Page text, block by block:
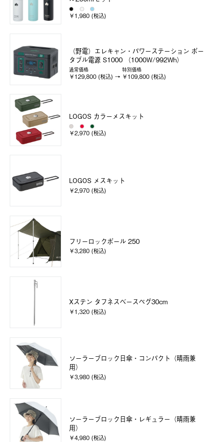
￥1,980 (税込)
（野電）エレキャン・パワーステーション ポー
タブル電源 S1000 （1000W/992Wh）
通常価格
￥129,800 (税込)
特別価格
￥109,800 (税込)
LOGOS カラーメスキット
￥2,970 (税込)
LOGOS メスキット
￥2,970 (税込)
フリーロックポール 250
￥3,280 (税込)
Xステン タフネスベースペグ30cm
￥1,320 (税込)
ソーラーブロック日傘・コンパクト（晴雨兼
用）
￥3,980 (税込)
ソーラーブロック日傘・レギュラー（晴雨兼
用）
￥4,980 (税込)